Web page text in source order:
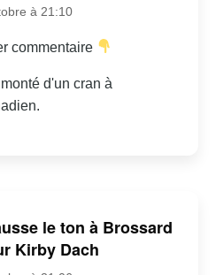
à 21:10
commentaire
d'un cran à
le ton à Brossard
Kirby Dach